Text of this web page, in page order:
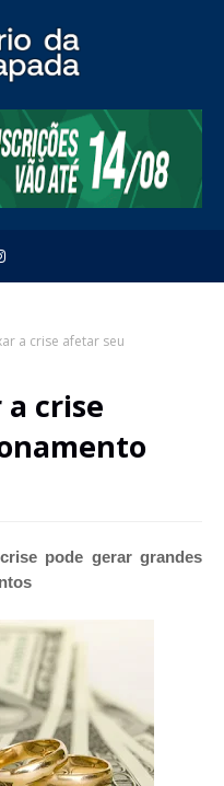
a crise afetar seu
crise
pode gerar grandes